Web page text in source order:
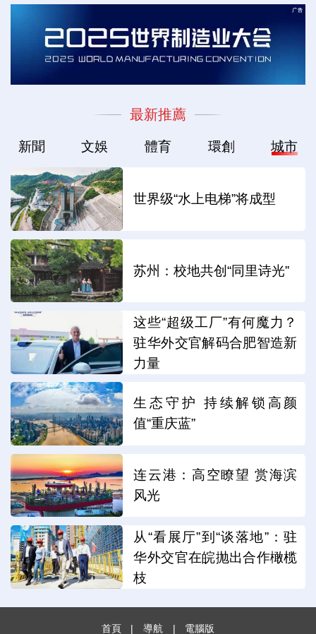
最新推薦
新聞 文娛 體育 環創 城市
世界级“水上电梯”将成型
苏州：校地共创“同里诗光”
这些“超级工厂”有何魔力？
驻华外交官解码合肥智造新
力量
生态守护 持续解锁高颜
值“重庆蓝”
连云港：高空瞭望 赏海滨
风光
从“看展厅”到“谈落地”：驻
华外交官在皖抛出合作橄榄
枝
首頁 | 導航 | 電腦版